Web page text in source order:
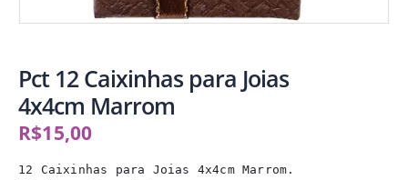
Pct 12 Caixinhas para Joias
4x4cm Marrom
R$15,00
12 Caixinhas para Joias 4x4cm Marrom.